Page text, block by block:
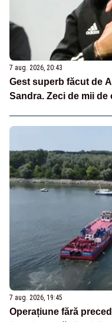
7 aug. 2026, 20:43
Gest superb făcut de
Sandra. Zeci de mii
7 aug. 2026, 19:45
Operațiune fără